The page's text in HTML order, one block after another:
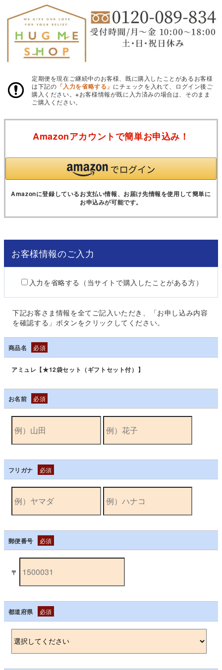
定期便を現在ご継続中のお客様、既に購入したことがあるお客様
は下記の 「入力を省略する」 にチェックを入れて、ログイン後ご
購入ください。※お客様情報が既に入力済みの場合は、そのまま
ご購入ください。
Amazonアカウントで簡単お申込み！
Amazonに登録しているお支払い情報、お届け先情報を使用して簡単に
お申込みが可能です。
お客様情報のご入力
入力を省略する（当サイトで購入したことがある方）
下記お客さま情報を全てご記入いただき、「お申し込み内容
を確認する」ボタンをクリックしてください。
商品名 必須
アミュレ【★12袋セット（ギフトセット付）】
お名前 必須
フリガナ 必須
郵便番号 必須
〒
都道府県 必須